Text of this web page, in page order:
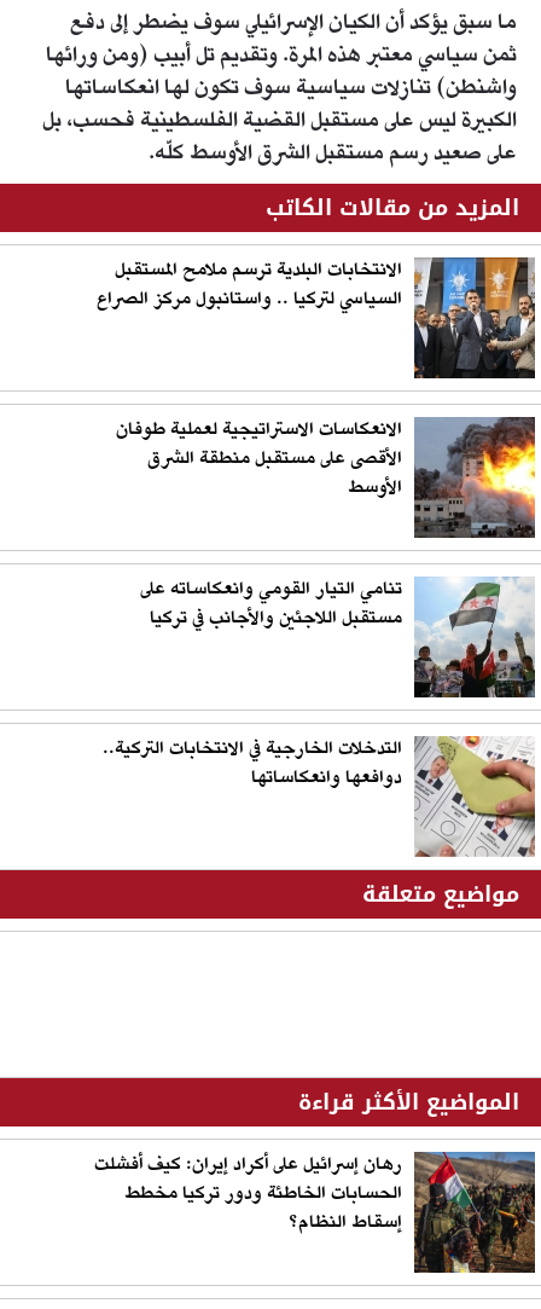
ما سبق يؤكد أن الكيان الإسرائيلي سوف يضطر إلى دفع
ثمن سياسي معتبر هذه المرة. وتقديم تل أبيب (ومن ورائها
واشنطن) تنازلات سياسية سوف تكون لها انعكاساتها
الكبيرة ليس على مستقبل القضية الفلسطينية فحسب، بل
على صعيد رسم مستقبل الشرق الأوسط كلّه.
المزيد من مقالات الكاتب
الانتخابات البلدية ترسم ملامح المستقبل
السياسي لتركيا .. واستانبول مركز الصراع
الانعكاسات الاستراتيجية لعملية طوفان
الأقصى على مستقبل منطقة الشرق
الأوسط
تنامي التيار القومي وانعكاساته على
مستقبل اللاجئين والأجانب في تركيا
التدخلات الخارجية في الانتخابات التركية..
دوافعها وانعكاساتها
مواضيع متعلقة
المواضيع الأكثر قراءة
رهان إسرائيل على أكراد إيران: كيف أفشلت
الحسابات الخاطئة ودور تركيا مخطط
إسقاط النظام؟